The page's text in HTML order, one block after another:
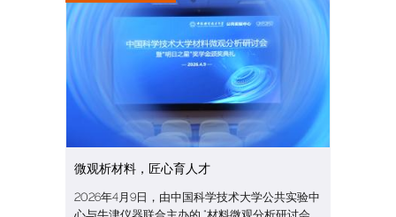
微观析材料，匠心育人才
2026年4月9日，由中国科学技术大学公共实验中